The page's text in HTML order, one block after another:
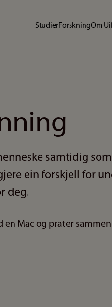
StudierForskningOm
samtidig
ein forskjell for
deg.